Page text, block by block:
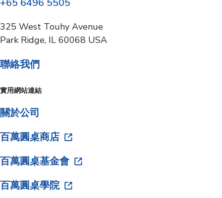
+65 6496 5505
325 West Touhy Avenue
Park Ridge, IL 60068 USA
聯絡我們
實用網站連結
關於公司
百萬圓桌商店
百萬圓桌基金會
百萬圓桌學院